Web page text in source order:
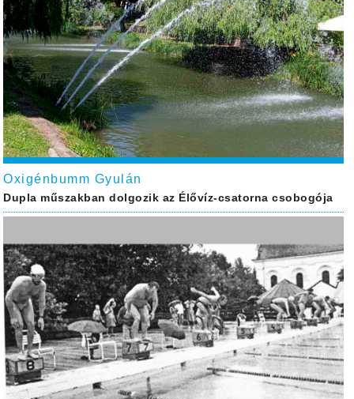
Oxigénbumm Gyulán
Dupla műszakban dolgozik az Élővíz-csatorna csobogója